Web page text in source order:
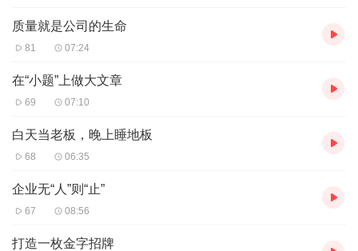
质量就是公司的生命
81 07:24
在“小题”上做大文章
69 07:10
白天当老板，晚上睡地板
68 06:35
企业无“人”则“止”
67 08:56
打造一枚金字招牌